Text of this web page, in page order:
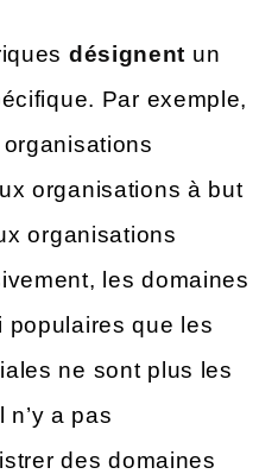
désignent un
Par exemple,
organisations à but
organisations
les domaines
populaires que les
ne sont plus les
a pas
des domaines